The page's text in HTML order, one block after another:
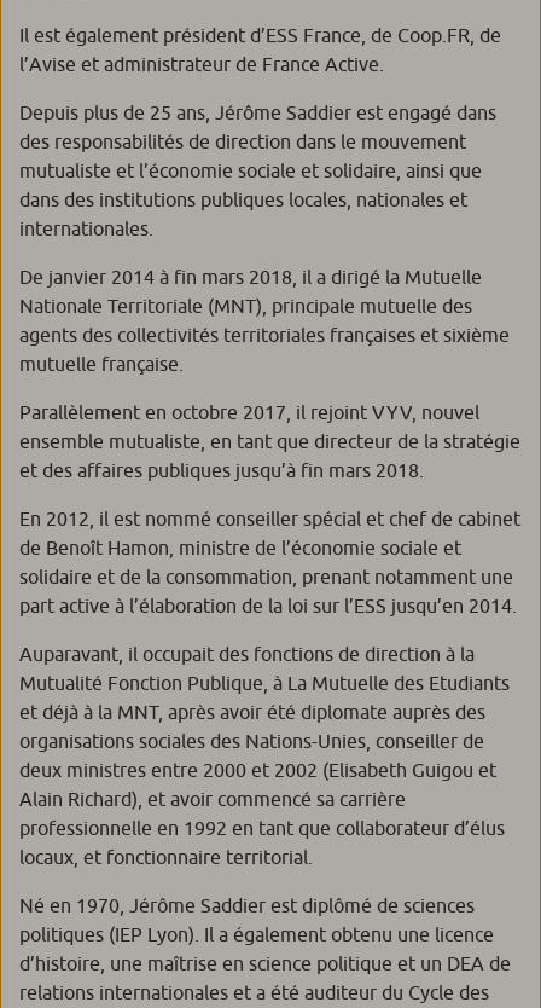
Il est également président d’ESS France, de Coop.FR, de
l’Avise et administrateur de France Active.
Depuis plus de 25 ans, Jérôme Saddier est engagé dans
des responsabilités de direction dans le mouvement
mutualiste et l’économie sociale et solidaire, ainsi que
dans des institutions publiques locales, nationales et
internationales.
De janvier 2014 à fin mars 2018, il a dirigé la Mutuelle
Nationale Territoriale (MNT), principale mutuelle des
agents des collectivités territoriales françaises et sixième
mutuelle française.
Parallèlement en octobre 2017, il rejoint VYV, nouvel
ensemble mutualiste, en tant que directeur de la stratégie
et des affaires publiques jusqu’à fin mars 2018.
En 2012, il est nommé conseiller spécial et chef de cabinet
de Benoît Hamon, ministre de l’économie sociale et
solidaire et de la consommation, prenant notamment une
part active à l’élaboration de la loi sur l’ESS jusqu’en 2014.
Auparavant, il occupait des fonctions de direction à la
Mutualité Fonction Publique, à La Mutuelle des Etudiants
et déjà à la MNT, après avoir été diplomate auprès des
organisations sociales des Nations-Unies, conseiller de
deux ministres entre 2000 et 2002 (Elisabeth Guigou et
Alain Richard), et avoir commencé sa carrière
professionnelle en 1992 en tant que collaborateur d’élus
locaux, et fonctionnaire territorial.
Né en 1970, Jérôme Saddier est diplômé de sciences
politiques (IEP Lyon). Il a également obtenu une licence
d’histoire, une maîtrise en science politique et un DEA de
relations internationales et a été auditeur du Cycle des